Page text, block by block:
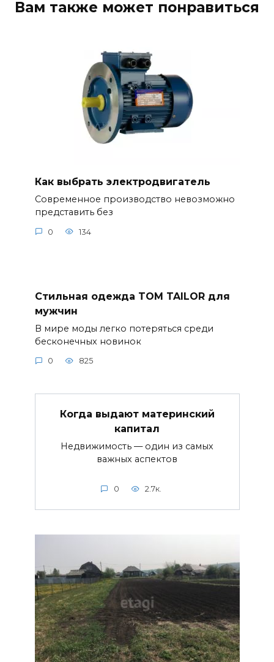
Вам также может понравиться
Как выбрать электродвигатель
Современное производство невозможно
представить без
0 134
Стильная одежда TOM TAILOR для
мужчин
В мире моды легко потеряться среди
бесконечных новинок
0 825
Когда выдают материнский
капитал
Недвижимость — один из самых
важных аспектов
0 2.7к.